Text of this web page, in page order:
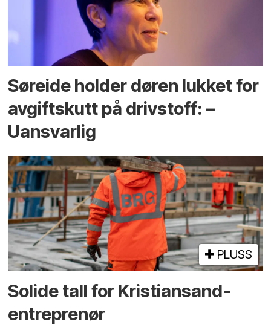
Søreide holder døren lukket for
avgiftskutt på drivstoff: –
Uansvarlig
PLUSS
Solide tall for Kristiansand-
entreprenør